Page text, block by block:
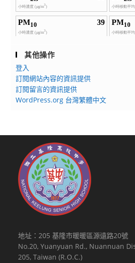
其他操作
登入
訂閱網站內容的資訊提供
訂閱留言的資訊提供
WordPress.org 台灣繁體中文
地址：205 基隆市暖暖區源遠路20號
No.20, Yuanyuan Rd., Nuannuan
205, Taiwan (R.O.C.)